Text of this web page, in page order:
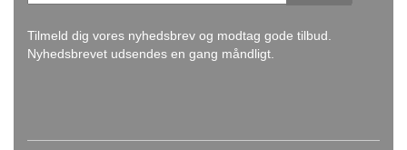
Tilmeld dig vores nyhedsbrev og modtag gode tilbud.
Nyhedsbrevet udsendes en gang måndligt.